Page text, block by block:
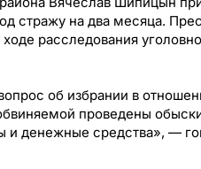
стражу на два месяца.
расследования
об избрании в
проведены
денежные средства», —